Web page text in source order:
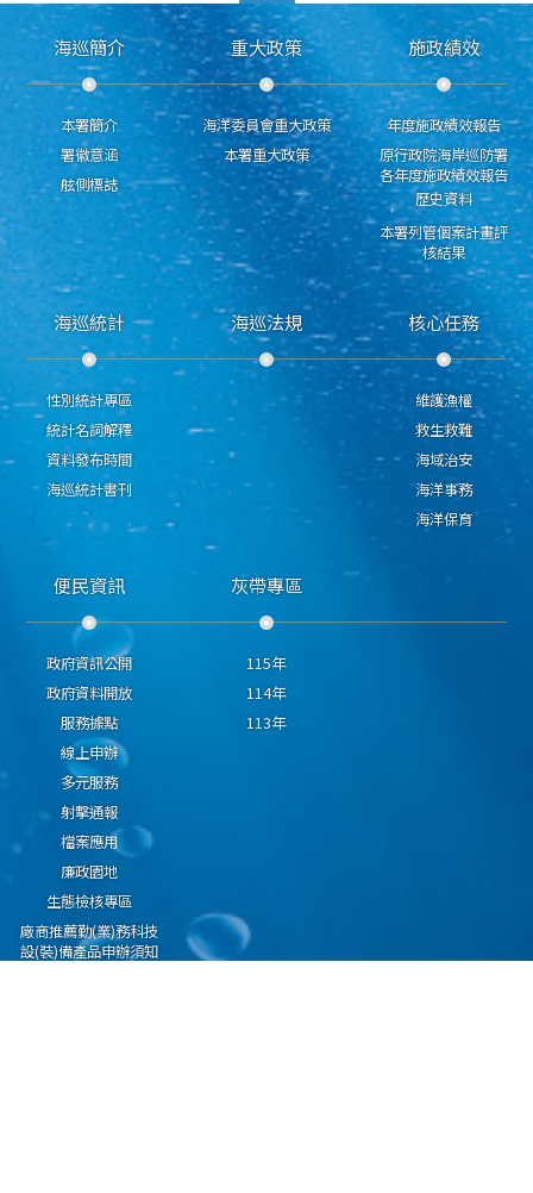
海巡簡介
本署簡介
署徽意涵
舷側標誌
重大政策
海洋委員會重大政策
本署重大政策
施政績效
年度施政績效報告
原行政院海岸巡防署
各年度施政績效報告
歷史資料
本署列管個案計畫評
核結果
海巡統計
性別統計專區
統計名詞解釋
資料發布時間
海巡統計書刊
海巡法規 核心任務
維護漁權
救生救難
海域治安
海洋事務
海洋保育
便民資訊
政府資訊公開
政府資料開放
服務據點
線上申辦
多元服務
射擊通報
檔案應用
廉政園地
生態檢核專區
廠商推薦勤(業)務科技
設(裝)備產品申辦須知
灰帶專區
115年
114年
113年